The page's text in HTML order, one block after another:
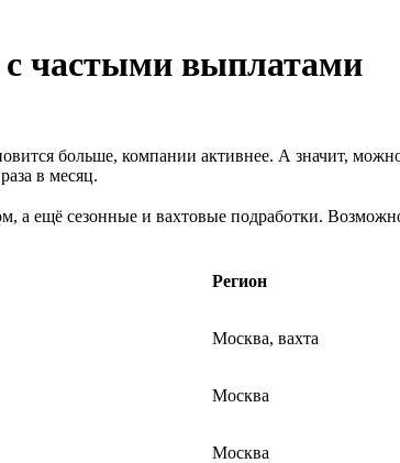
с частыми выплатами
больше, компании активнее. А значит,
в месяц.
а ещё сезонные и вахтовые подработки.
Регион
Москва, вахта
Москва
Москва